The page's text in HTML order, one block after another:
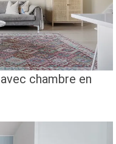
chambre en